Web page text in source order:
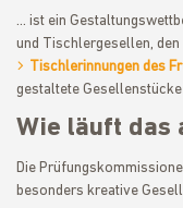
... ist ein
und Tischlergesellen, den
Tischlerinnungen des
gestaltete
Wie läuft das
Die
besonders kreative